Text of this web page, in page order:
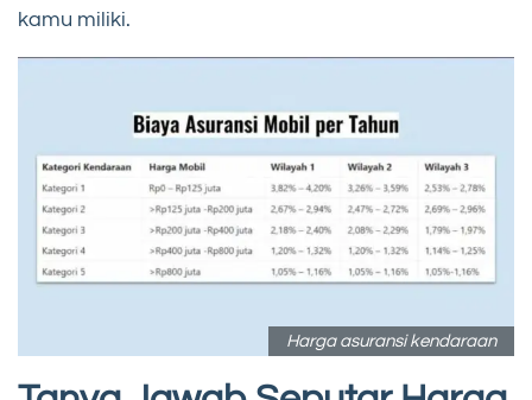
kamu miliki.
Harga asuransi kendaraan